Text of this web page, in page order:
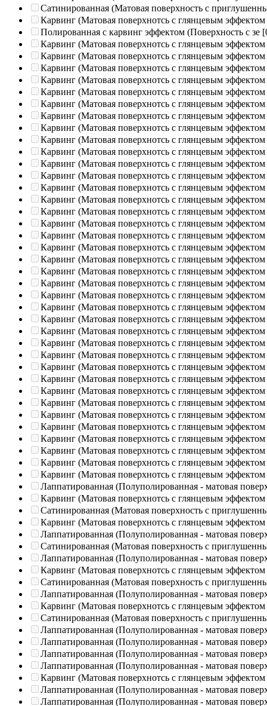
Сатинированная (Матовая поверхность с
Карвинг (Матовая поверхнотсь с глянцевым эффектом
Полированная c карвинг эффектом (Поверхность с зе
Карвинг (Матовая поверхнотсь с глянцевым эффектом
Карвинг (Матовая поверхнотсь с глянцевым эффектом
Карвинг (Матовая поверхнотсь с глянцевым эффектом
Карвинг (Матовая поверхнотсь с глянцевым эффектом
Карвинг (Матовая поверхнотсь с глянцевым эффектом
Карвинг (Матовая поверхнотсь с глянцевым эффектом
Карвинг (Матовая поверхнотсь с глянцевым эффектом
Карвинг (Матовая поверхнотсь с глянцевым эффектом
Карвинг (Матовая поверхнотсь с глянцевым эффектом
Карвинг (Матовая поверхнотсь с глянцевым эффектом
Карвинг (Матовая поверхнотсь с глянцевым эффектом
Карвинг (Матовая поверхнотсь с глянцевым эффектом
Карвинг (Матовая поверхнотсь с глянцевым эффектом
Карвинг (Матовая поверхнотсь с глянцевым эффектом
Карвинг (Матовая поверхнотсь с глянцевым эффектом
Карвинг (Матовая поверхнотсь с глянцевым эффектом
Карвинг (Матовая поверхнотсь с глянцевым эффектом
Карвинг (Матовая поверхнотсь с глянцевым эффектом
Карвинг (Матовая поверхнотсь с глянцевым эффектом
Карвинг (Матовая поверхнотсь с глянцевым эффектом
Карвинг (Матовая поверхнотсь с глянцевым эффектом
Карвинг (Матовая поверхнотсь с глянцевым эффектом
Карвинг (Матовая поверхнотсь с глянцевым эффектом
Карвинг (Матовая поверхнотсь с глянцевым эффектом
Карвинг (Матовая поверхнотсь с глянцевым эффектом
Карвинг (Матовая поверхнотсь с глянцевым эффектом
Карвинг (Матовая поверхнотсь с глянцевым эффектом
Карвинг (Матовая поверхнотсь с глянцевым эффектом
Карвинг (Матовая поверхнотсь с глянцевым эффектом
Карвинг (Матовая поверхнотсь с глянцевым эффектом
Карвинг (Матовая поверхнотсь с глянцевым эффектом
Карвинг (Матовая поверхнотсь с глянцевым эффектом
Карвинг (Матовая поверхнотсь с глянцевым эффектом
Карвинг (Матовая поверхнотсь с глянцевым эффектом
Карвинг (Матовая поверхнотсь с глянцевым эффектом
Карвинг (Матовая поверхнотсь с глянцевым эффектом
Карвинг (Матовая поверхнотсь с глянцевым эффектом
Лаппатированная (Полуполированная - матовая
Карвинг (Матовая поверхнотсь с глянцевым эффектом
Сатинированная (Матовая поверхность с
Карвинг (Матовая поверхнотсь с глянцевым эффектом
Лаппатированная (Полуполированная - матовая
Сатинированная (Матовая поверхность с
Лаппатированная (Полуполированная - матовая
Карвинг (Матовая поверхнотсь с глянцевым эффектом
Сатинированная (Матовая поверхность с
Лаппатированная (Полуполированная - матовая
Карвинг (Матовая поверхнотсь с глянцевым эффектом
Сатинированная (Матовая поверхность с
Лаппатированная (Полуполированная - матовая
Лаппатированная (Полуполированная - матовая
Лаппатированная (Полуполированная - матовая
Лаппатированная (Полуполированная - матовая
Карвинг (Матовая поверхнотсь с глянцевым эффектом
Лаппатированная (Полуполированная - матовая
Лаппатированная (Полуполированная - матовая